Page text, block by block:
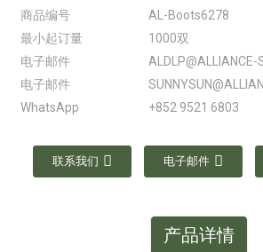
商品编号
AL-Boots6278
最小起订量
1000双
电子邮件
ALDLP@ALLIANCE-
电子邮件
WhatsApp
+852 9521 6803
联系我们 电子邮件
产品详情